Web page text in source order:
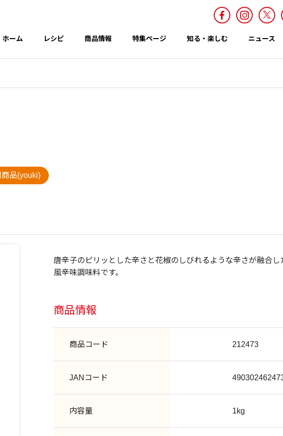
ホーム レシピ 商品情報 特集ページ 知る・楽しむ ニュース
の新商品
ープのCSR
商品(youki)
唐辛子のピリッとした辛さと花椒のしびれるような辛さが融合し
風辛味調味料です。
商品情報
商品コード 212473
JANコード
内容量 1kg